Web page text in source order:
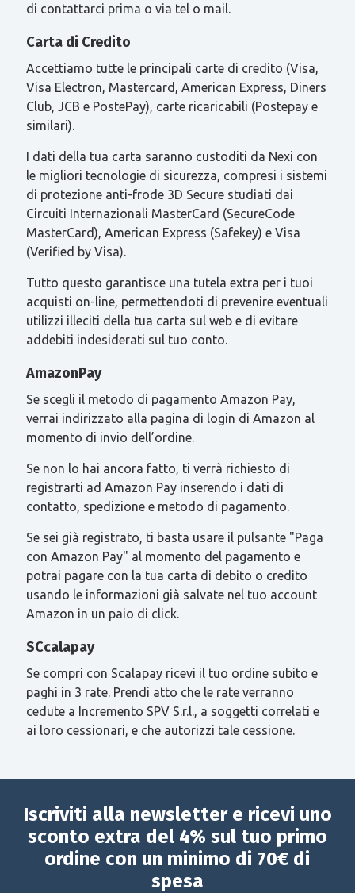
di contattarci prima o via tel o mail.
Carta di Credito
Accettiamo tutte le principali carte di credito (Visa,
Visa Electron, Mastercard, American Express, Diners
Club, JCB e PostePay), carte ricaricabili (Postepay e
similari).
I dati della tua carta saranno custoditi da Nexi con
le migliori tecnologie di sicurezza, compresi i sistemi
di protezione anti-frode 3D Secure studiati dai
Circuiti Internazionali MasterCard (SecureCode
MasterCard), American Express (Safekey) e Visa
(Verified by Visa).
Tutto questo garantisce una tutela extra per i tuoi
acquisti on-line, permettendoti di prevenire eventuali
utilizzi illeciti della tua carta sul web e di evitare
addebiti indesiderati sul tuo conto.
AmazonPay
Se scegli il metodo di pagamento Amazon Pay,
verrai indirizzato alla pagina di login di Amazon al
momento di invio dell’ordine.
Se non lo hai ancora fatto, ti verrà richiesto di
registrarti ad Amazon Pay inserendo i dati di
contatto, spedizione e metodo di pagamento.
Se sei già registrato, ti basta usare il pulsante "Paga
con Amazon Pay" al momento del pagamento e
potrai pagare con la tua carta di debito o credito
usando le informazioni già salvate nel tuo account
Amazon in un paio di click.
SCcalapay
Se compri con Scalapay ricevi il tuo ordine subito e
paghi in 3 rate. Prendi atto che le rate verranno
cedute a Incremento SPV S.r.l., a soggetti correlati e
ai loro cessionari, e che autorizzi tale cessione.
Iscriviti alla newsletter e ricevi uno
sconto extra del 4% sul tuo primo
ordine con un minimo di 70€ di
spesa